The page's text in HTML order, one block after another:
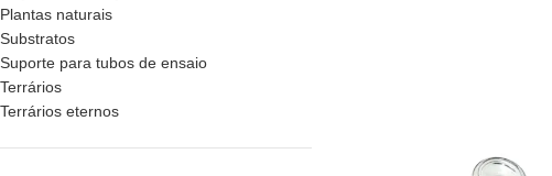
Plantas naturais
Substratos
Suporte para tubos de ensaio
Terrários
Terrários eternos